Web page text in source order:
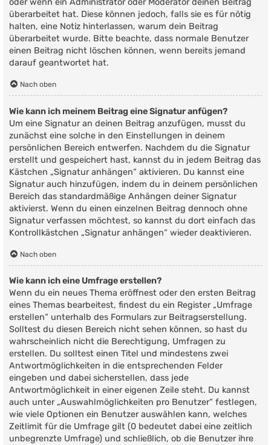
oder wenn ein Administrator oder Moderator deinen Beitrag
überarbeitet hat. Diese können jedoch, falls sie es für nötig
halten, eine Notiz hinterlassen, warum dein Beitrag
überarbeitet wurde. Bitte beachte, dass normale Benutzer
einen Beitrag nicht löschen können, wenn bereits jemand
darauf geantwortet hat.
Nach oben
Wie kann ich meinem Beitrag eine Signatur anfügen?
Um eine Signatur an deinen Beitrag anzufügen, musst du
zunächst eine solche in den Einstellungen in deinem
persönlichen Bereich entwerfen. Nachdem du die Signatur
erstellt und gespeichert hast, kannst du in jedem Beitrag das
Kästchen „Signatur anhängen“ aktivieren. Du kannst eine
Signatur auch hinzufügen, indem du in deinem persönlichen
Bereich das standardmäßige Anhängen deiner Signatur
aktivierst. Wenn du einen einzelnen Beitrag dennoch ohne
Signatur verfassen möchtest, so kannst du dort einfach das
Kontrollkästchen „Signatur anhängen“ wieder deaktivieren.
Nach oben
Wie kann ich eine Umfrage erstellen?
Wenn du ein neues Thema eröffnest oder den ersten Beitrag
eines Themas bearbeitest, findest du ein Register „Umfrage
erstellen“ unterhalb des Formulars zur Beitragserstellung.
Solltest du diesen Bereich nicht sehen können, so hast du
wahrscheinlich nicht die Berechtigung, Umfragen zu
erstellen. Du solltest einen Titel und mindestens zwei
Antwortmöglichkeiten in die entsprechenden Felder
eingeben und dabei sicherstellen, dass jede
Antwortmöglichkeit in einer eigenen Zeile steht. Du kannst
auch unter „Auswahlmöglichkeiten pro Benutzer“ festlegen,
wie viele Optionen ein Benutzer auswählen kann, welches
Zeitlimit für die Umfrage gilt (0 bedeutet dabei eine zeitlich
unbegrenzte Umfrage) und schließlich, ob die Benutzer ihre